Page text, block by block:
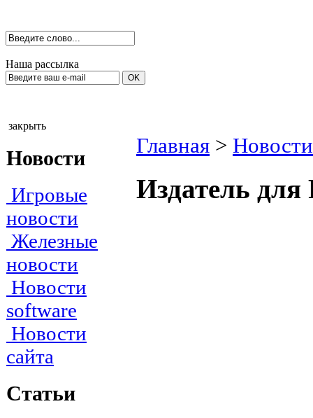
Наша рассылка
закрыть
Новости
Игровые
новости
Железные
новости
Новости
software
Новости
сайта
Статьи
Главная >
Издатель для